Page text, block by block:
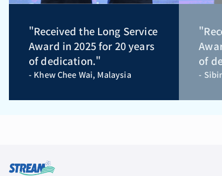
"Received the Long Service
Award in 2025 for 20 years
of dedication."
- Khew Chee Wai, Malaysia
of
-